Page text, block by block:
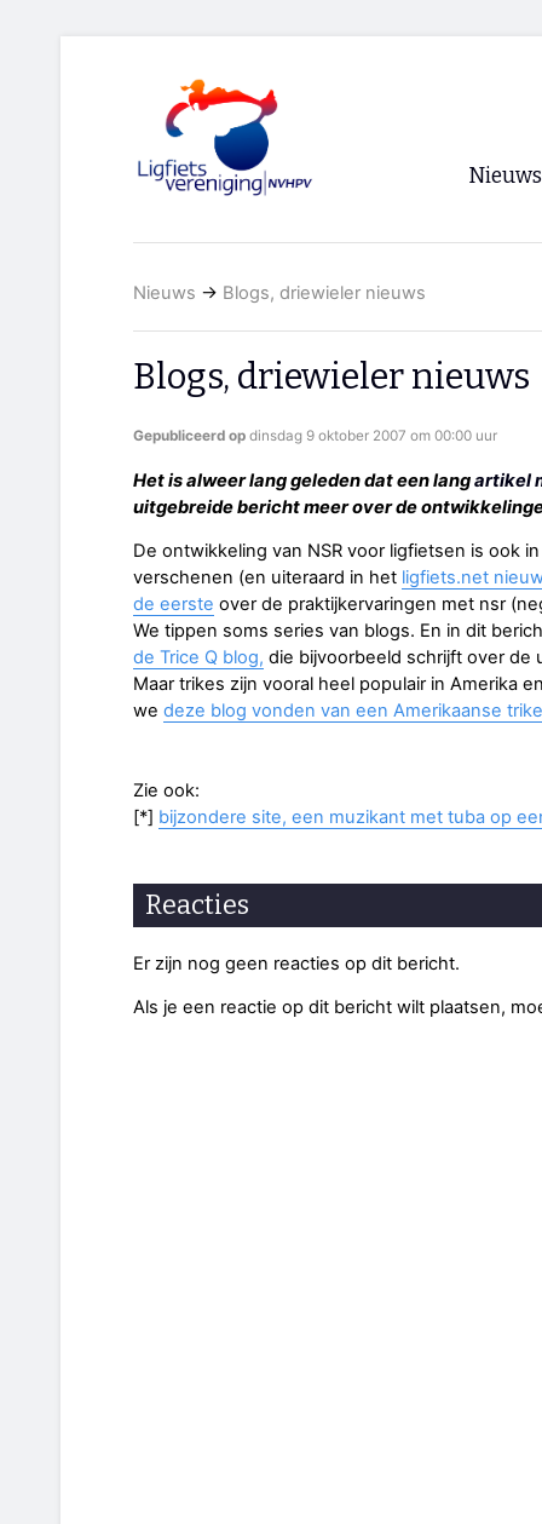
Nieuws
Nieuws → Blogs, driewieler nieuws
Blogs, driewieler nieuws
Gepubliceerd op dinsdag 9 oktober 2007 om 00:00 uur
Het is alweer lang geleden dat een langartikel
uitgebreide bericht meer over de
De ontwikkeling van NSR voor ligfietsen is ook
verschenen (en uiteraard in het ligfiets.net
de eerste over de praktijkervaringen met nsr
We tippen soms series van blogs. En in dit
de Trice Q blog, die bijvoorbeeld schrijft over de
Maar trikes zijn vooral heel populair in Amerika
we deze blog vonden van een Amerikaanse
Zie ook:
[*] bijzondere site, een muzikant met tuba op
Reacties
Er zijn nog geen reacties op dit bericht.
Als je een reactie op dit bericht wilt plaatsen,